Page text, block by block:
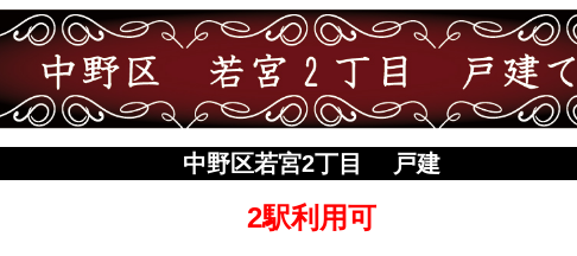
中野区若宮2丁目 戸建
2駅利用可